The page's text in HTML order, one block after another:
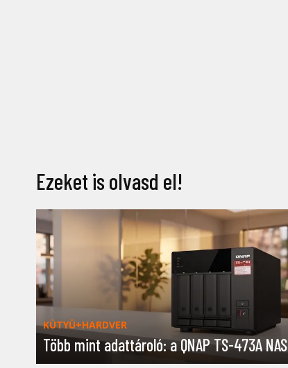
Ezeket is olvasd el!
KÜTYÜ+HARDVER
Több mint adattároló: a QNAP TS-473A NAS